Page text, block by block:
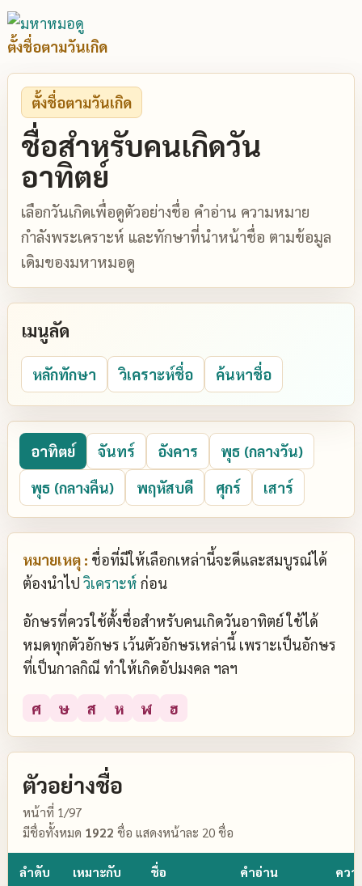
ตั้งชื่อตามวันเกิด
ตั้งชื่อตามวันเกิด
ชื่อสำหรับคนเกิดวัน
อาทิตย์
เลือกวันเกิดเพื่อดูตัวอย่างชื่อ คำอ่าน ความหมาย
กำลังพระเคราะห์ และทักษาที่นำหน้าชื่อ ตามข้อมูล
เดิมของมหาหมอดู
เมนูลัด
หลักทักษา วิเคราะห์ชื่อ ค้นหาชื่อ
อาทิตย์ จันทร์ อังคาร
พุธ (กลางวัน)
พุธ (กลางคืน)
พฤหัสบดี ศุกร์ เสาร์
หมายเหตุ : ชื่อที่มีให้เลือกเหล่านี้จะดีและสมบูรณ์ได้
ต้องนำไป วิเคราะห์ ก่อน
อักษรที่ควรใช้ตั้งชื่อสำหรับคนเกิดวันอาทิตย์ ใช้ได้
หมดทุกตัวอักษร เว้นตัวอักษรเหล่านี้ เพราะเป็นอักษร
ที่เป็นกาลกิณี ทำให้เกิดอัปมงคล ฯลฯ
ศ ษ ส ห ฬ ฮ
ตัวอย่างชื่อ
หน้าที่ 1/97
มีชื่อทั้งหมด 1922 ชื่อ แสดงหน้าละ 20 ชื่อ
ลำดับ เหมาะกับ ชื่อ คำอ่าน คว